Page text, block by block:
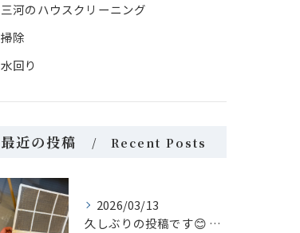
三河のハウスクリーニング
掃除
水回り
最近の投稿 Recent Posts
2026/03/13
久しぶりの投稿です😊 今回は家庭内のちょっとしたヒーロー、浴...